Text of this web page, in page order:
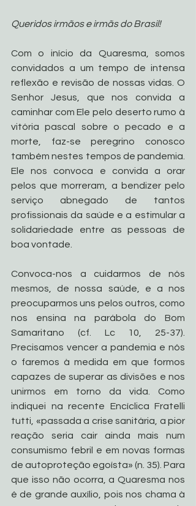
Queridos irmãos e irmãs do Brasil!
Com o início da Quaresma, somos
convidados a um tempo de intensa
reflexão e revisão de nossas vidas. O
Senhor Jesus, que nos convida a
caminhar com Ele pelo deserto rumo à
vitória pascal sobre o pecado e a
morte, faz-se peregrino conosco
também nestes tempos de pandemia.
Ele nos convoca e convida a orar
pelos que morreram, a bendizer pelo
serviço abnegado de tantos
profissionais da saúde e a estimular a
solidariedade entre as pessoas de
boa vontade.
Convoca-nos a cuidarmos de nós
mesmos, de nossa saúde, e a nos
preocuparmos uns pelos outros, como
nos ensina na parábola do Bom
Samaritano (cf. Lc 10, 25-37).
Precisamos vencer a pandemia e nós
o faremos à medida em que formos
capazes de superar as divisões e nos
unirmos em torno da vida. Como
indiquei na recente Encíclica Fratelli
tutti, «passada a crise sanitária, a pior
reação seria cair ainda mais num
consumismo febril e em novas formas
de autoproteção egoísta» (n. 35). Para
que isso não ocorra, a Quaresma nos
é de grande auxílio, pois nos chama à